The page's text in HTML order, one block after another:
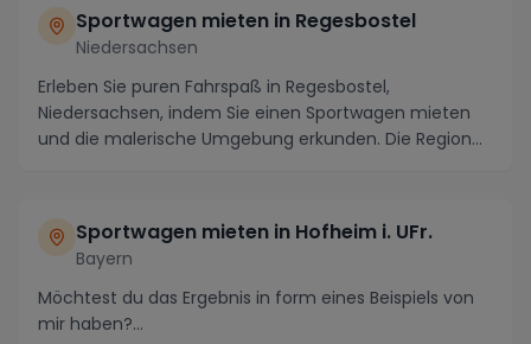
Sportwagen mieten in Regesbostel
Niedersachsen
Erleben Sie puren Fahrspaß in Regesbostel,
Niedersachsen, indem Sie einen Sportwagen mieten
und die malerische Umgebung erkunden. Die Region
Sportwagen mieten in Hofheim i. UFr.
Bayern
Möchtest du das Ergebnis in form eines Beispiels von
mir haben?...